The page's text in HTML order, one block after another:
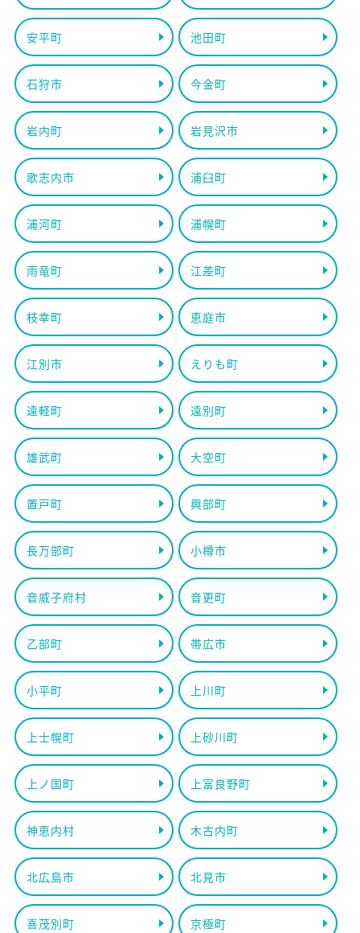
安平町 池田町
石狩市 今金町
岩内町 岩見沢市
歌志内市 浦臼町
浦河町 浦幌町
雨竜町 江差町
枝幸町 恵庭市
江別市 えりも町
遠軽町 遠別町
雄武町 大空町
置戸町 興部町
長万部町 小樽市
音威子府村 音更町
乙部町 帯広市
小平町 上川町
上士幌町 上砂川町
上ノ国町 上富良野町
神恵内村 木古内町
北広島市 北見市
喜茂別町 京極町